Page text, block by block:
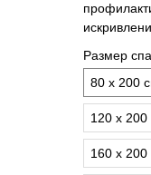
Размер
80 х 200
120 х 200
160 х 200